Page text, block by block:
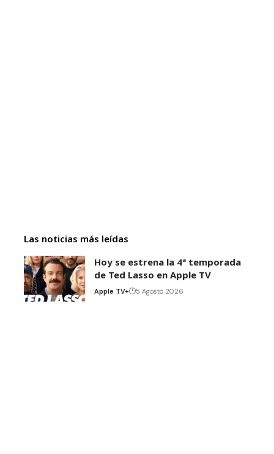
Las noticias más leídas
Hoy se estrena la 4ª temporada
de Ted Lasso en Apple TV
Apple TV+ 5 Agosto 2026